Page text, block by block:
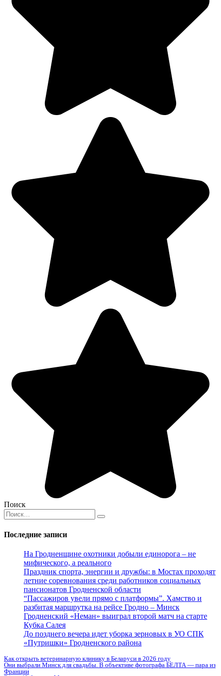
Поиск
Search
for:
Последние записи
На Гродненщине охотники добыли единорога – не
мифического, а реального
Праздник спорта, энергии и дружбы: в Мостах проходят
летние соревнования среди работников социальных
пансионатов Гродненской области
“Пассажиров увели прямо с платформы”. Хамство и
разбитая маршрутка на рейсе Гродно – Минск
Гродненский «Неман» выиграл второй матч на старте
Кубка Салея
До позднего вечера идет уборка зерновых в УО СПК
«Путришки» Гродненского района
Как открыть ветеринарную клинику в Беларуси в 2026 году
Они выбрали Минск для свадьбы. В объективе фотографа БЕЛТА — пара из
Франции